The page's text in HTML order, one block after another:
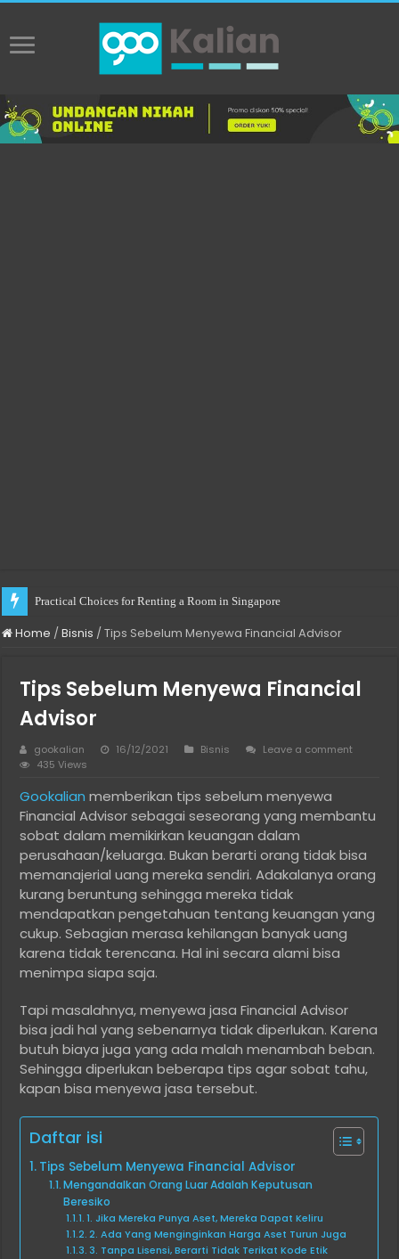
Practical Choices for Renting a Room in Singapore
Home / Bisnis / Tips Sebelum Menyewa Financial Advisor
Tips Sebelum Menyewa Financial
Advisor
gookalian 16/12/2021 Bisnis
Leave a comment
435 Views
Gookalian memberikan tips sebelum menyewa
Financial Advisor sebagai seseorang yang membantu
sobat dalam memikirkan keuangan dalam
perusahaan/keluarga. Bukan berarti orang tidak bisa
memanajerial uang mereka sendiri. Adakalanya orang
kurang beruntung sehingga mereka tidak
mendapatkan pengetahuan tentang keuangan yang
cukup. Sebagian merasa kehilangan banyak uang
karena tidak terencana. Hal ini secara alami bisa
menimpa siapa saja.
Tapi masalahnya, menyewa jasa Financial Advisor
bisa jadi hal yang sebenarnya tidak diperlukan. Karena
butuh biaya juga yang ada malah menambah beban.
Sehingga diperlukan beberapa tips agar sobat tahu,
kapan bisa menyewa jasa tersebut.
Daftar isi
Tips Sebelum Menyewa Financial Advisor
Mengandalkan Orang Luar Adalah Keputusan
Beresiko
1. Jika Mereka Punya Aset, Mereka Dapat Keliru
2. Ada Yang Menginginkan Harga Aset Turun Juga
3. Tanpa Lisensi, Berarti Tidak Terikat Kode Etik